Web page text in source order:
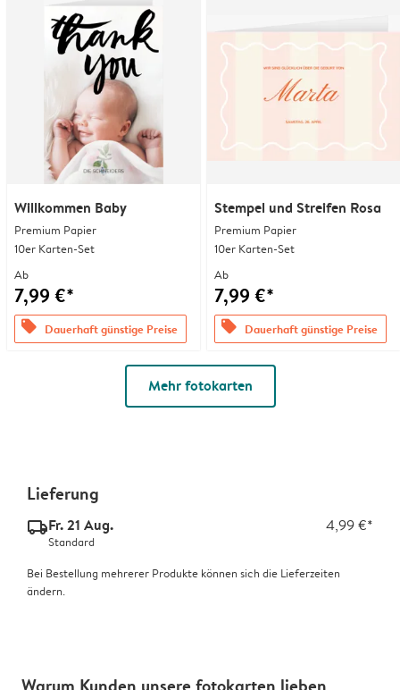
Willkommen Baby
Premium Papier
10er Karten-Set
Ab
7,99 €*
offers Dauerhaft günstige Preise
Stempel und Streifen Rosa
Premium Papier
10er Karten-Set
Ab
7,99 €*
offers Dauerhaft günstige Preise
Mehr fotokarten
Lieferung
delivery_standard_v2Fr. 21 Aug. 4,99 €*
Standard
Bei Bestellung mehrerer Produkte können sich die Lieferzeiten
ändern.